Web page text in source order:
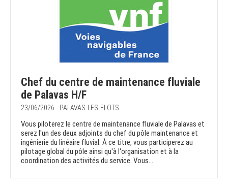
Chef du centre de maintenance fluviale
de Palavas H/F
23/06/2026 - PALAVAS-LES-FLOTS
Vous piloterez le centre de maintenance fluviale de Palavas et
serez l'un des deux adjoints du chef du pôle maintenance et
ingénierie du linéaire fluvial. À ce titre, vous participerez au
pilotage global du pôle ainsi qu'à l'organisation et à la
coordination des activités du service. Vous...